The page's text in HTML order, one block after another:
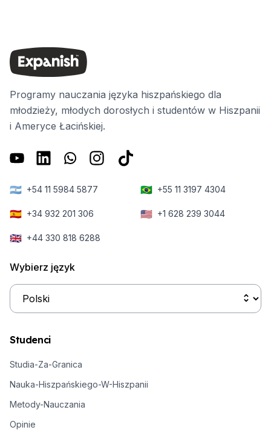
Programy nauczania języka hiszpańskiego dla
młodzieży, młodych dorosłych i studentów w Hiszpanii
i Ameryce Łacińskiej.
🇦🇷 +54 11 5984 5877 🇧🇷 +55 11 3197 4304
🇪🇸 +34 932 201 306 🇺🇸 +1 628 239 3044
🇬🇧 +44 330 818 6288
Wybierz język
Studenci
Studia-Za-Granica
Nauka-Hiszpańskiego-W-Hiszpanii
Metody-Nauczania
Opinie